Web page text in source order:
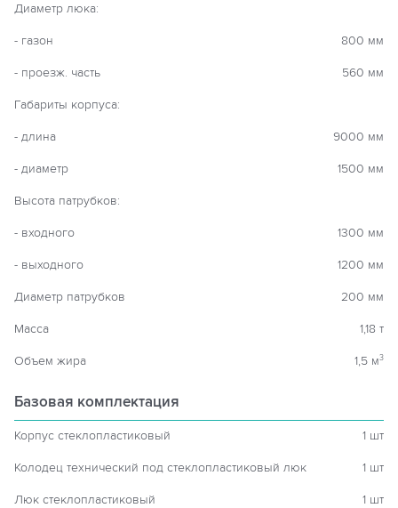
Диаметр люка:
- газон 800 мм
- проезж. часть 560 мм
Габариты корпуса:
- длина 9000 мм
- диаметр 1500 мм
Высота патрубков:
- входного 1300 мм
- выходного 1200 мм
Диаметр патрубков 200 мм
Масса 1,18 т
Объем жира 1,5 м3
Базовая комплектация
Корпус стеклопластиковый 1 шт
Колодец технический под стеклопластиковый люк 1 шт
Люк стеклопластиковый 1 шт